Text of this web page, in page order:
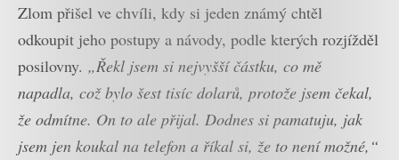
Zlom přišel ve chvíli, kdy si jeden známý chtěl
odkoupit jeho postupy a návody, podle kterých rozjížděl
posilovny. „Řekl jsem si nejvyšší částku, co mě
napadla, což bylo šest tisíc dolarů, protože jsem čekal,
že odmítne. On to ale přijal. Dodnes si pamatuju, jak
jsem jen koukal na telefon a říkal si, že to není možné,“